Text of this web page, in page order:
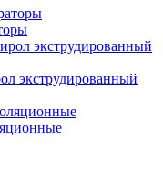
экструдированный